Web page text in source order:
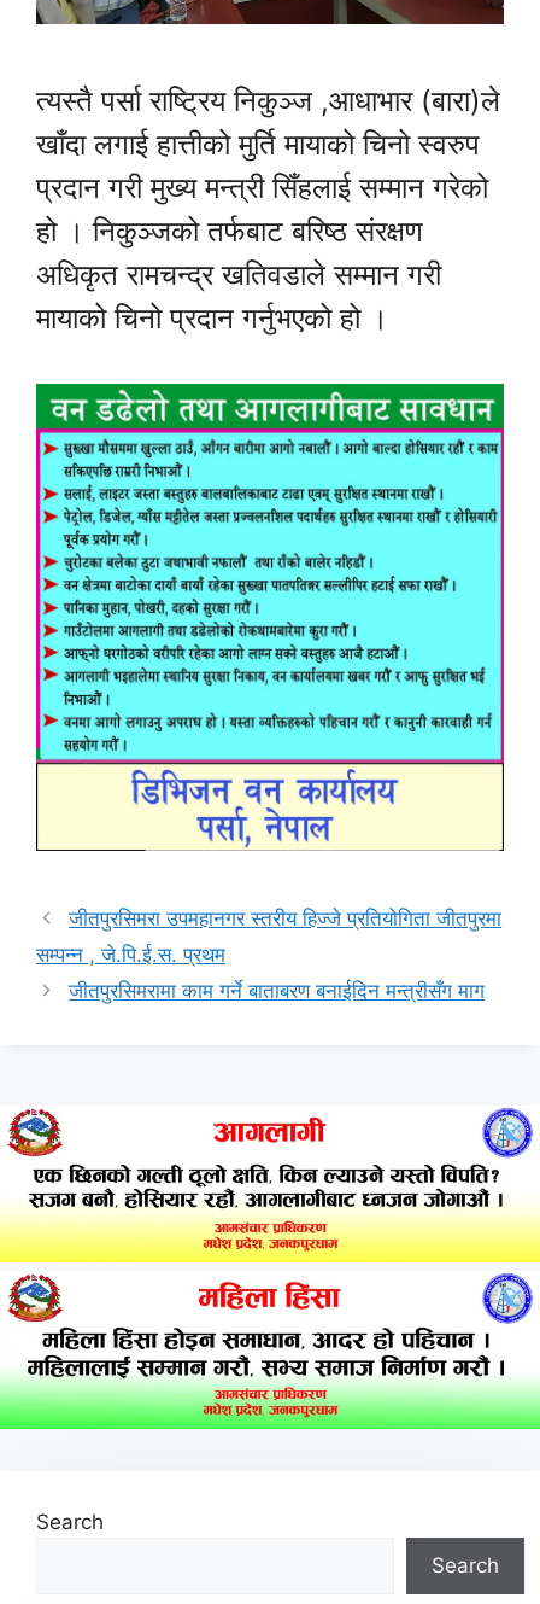
त्यस्तै पर्सा राष्ट्रिय निकुञ्ज ,आधाभार (बारा)ले
खाँदा लगाई हात्तीको मुर्ति मायाको चिनो स्वरुप
प्रदान गरी मुख्य मन्त्री सिँहलाई सम्मान गरेको
हो । निकुञ्जको तर्फबाट बरिष्ठ संरक्षण
अधिकृत रामचन्द्र खतिवडाले सम्मान गरी
मायाको चिनो प्रदान गर्नुभएको हो ।
जीतपुरसिमरा उपमहानगर स्तरीय हिज्जे प्रतियोगिता जीतपुरमा
सम्पन्न , जे.पि.ई.स. प्रथम
जीतपुरसिमरामा काम गर्ने बाताबरण बनाईदिन मन्त्रीसँग माग
Search
Search